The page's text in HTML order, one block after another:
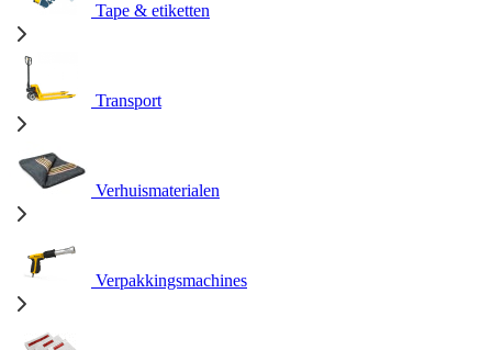
Tape & etiketten
Transport
Verhuismaterialen
Verpakkingsmachines